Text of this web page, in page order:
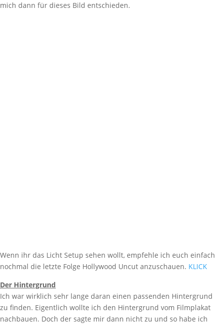
mich dann für dieses Bild entschieden.
Wenn ihr das Licht Setup sehen wollt, empfehle ich euch einfach
nochmal die letzte Folge Hollywood Uncut anzuschauen. KLICK
Der Hintergrund
Ich war wirklich sehr lange daran einen passenden Hintergrund
zu finden. Eigentlich wollte ich den Hintergrund vom Filmplakat
nachbauen. Doch der sagte mir dann nicht zu und so habe ich